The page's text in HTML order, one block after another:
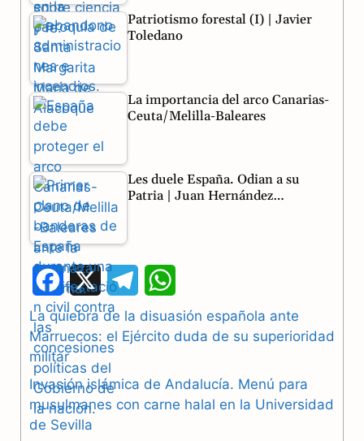
Patriotismo forestal (I) | Javier
Toledano
La importancia del arco Canarias-
Ceuta/Melilla-Baleares
Les duele España. Odian a su
Patria | Juan Hernández…
F
a
c
e
b
o
X
e
l
g
h
a
s
La quiebra de la disuasión española ante
Marruecos: el Ejército duda de su superioridad
militar
Invasión islámica de Andalucía. Menú para
musulmanes con carne halal en la Universidad
de Sevilla